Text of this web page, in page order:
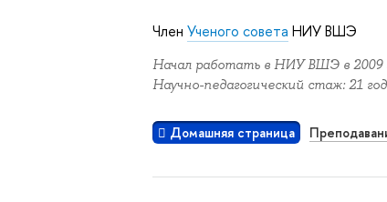
ЧленУченого совета НИУ ВШЭ
Начал работать в НИУ ВШЭ в 2009
Научно-педагогический стаж: 21
Домашняя страница